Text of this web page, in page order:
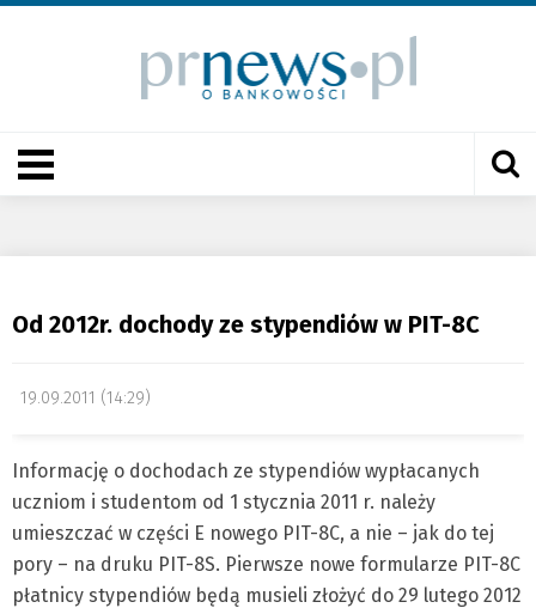
Od 2012r. dochody ze stypendiów w PIT-8C
19.09.2011 (14:29)
Informację o dochodach ze stypendiów wypłacanych
uczniom i studentom od 1 stycznia 2011 r. należy
umieszczać w części E nowego PIT-8C, a nie – jak do tej
pory – na druku PIT-8S. Pierwsze nowe formularze PIT-8C
płatnicy stypendiów będą musieli złożyć do 29 lutego 2012